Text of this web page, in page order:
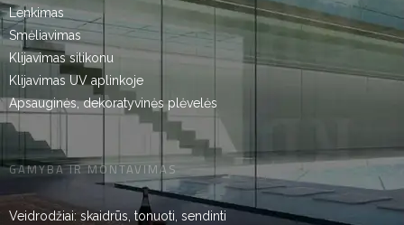
Lenkimas
Smėliavimas
Klijavimas silikonu
Klijavimas UV aplinkoje
Apsauginės, dekoratyvinės plėvelės
GAMYBA IR MONTAVIMAS
Veidrodžiai: skaidrūs, tonuoti, sendinti